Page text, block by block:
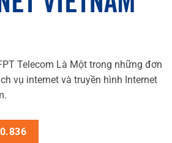
Telecom Là Một trong những đơn
vụ internet và truyền hình Internet